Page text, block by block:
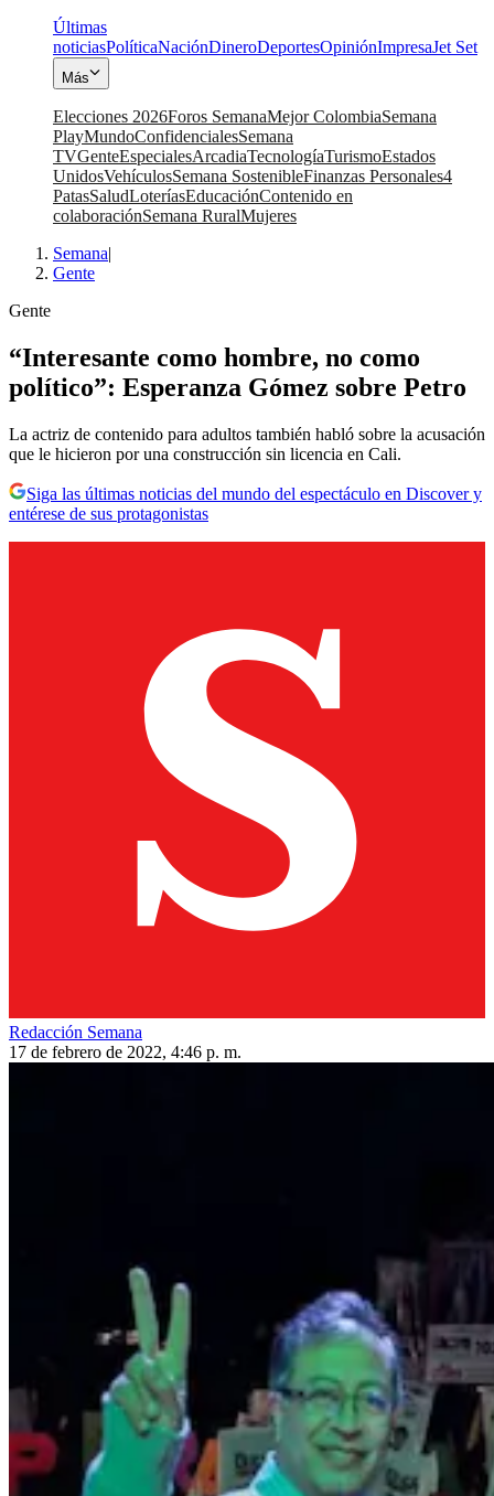
Últimas
noticiasPolíticaNaciónDineroDeportesOpiniónImpresaJet Set
Más
Elecciones 2026Foros SemanaMejor ColombiaSemana
PlayMundoConfidencialesSemana
TVGenteEspecialesArcadiaTecnologíaTurismoEstados
UnidosVehículosSemana SostenibleFinanzas Personales4
PatasSaludLoteríasEducaciónContenido en
colaboraciónSemana RuralMujeres
Semana|
Gente
Gente
“Interesante como hombre, no como
político”: Esperanza Gómez sobre Petro
La actriz de contenido para adultos también habló sobre la acusación
que le hicieron por una construcción sin licencia en Cali.
Siga las últimas noticias del mundo del espectáculo en Discover y
entérese de sus protagonistas
Redacción Semana
17 de febrero de 2022, 4:46 p. m.